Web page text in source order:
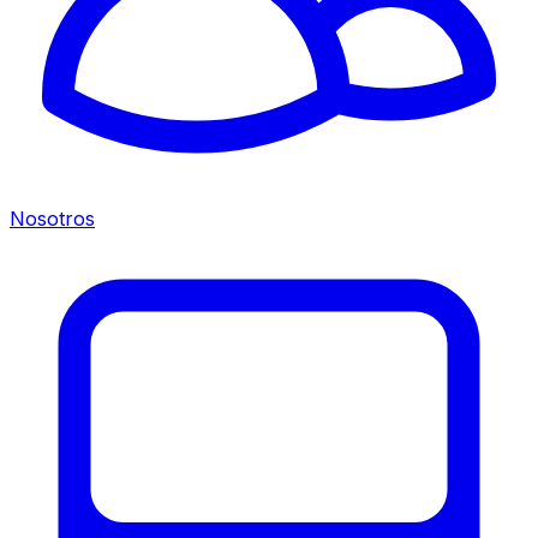
Nosotros